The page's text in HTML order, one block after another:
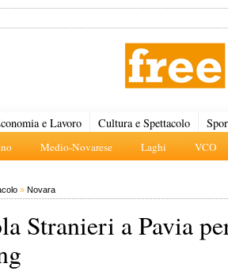
Medio-Novarese Laghi VCO
e Lavoro Cultura e Spettacolo
» Novara
Stranieri a Pavia